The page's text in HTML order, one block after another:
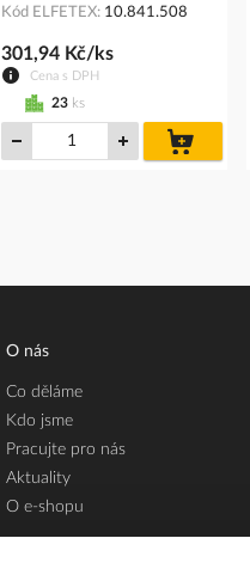
Kód ELFETEX 10.841.508
Cena s DPH
301,94 Kč/ks
23 ks
košíku
O nás
Co děláme
Kdo jsme
Pracujte pro nás
Aktuality
O e-shopu